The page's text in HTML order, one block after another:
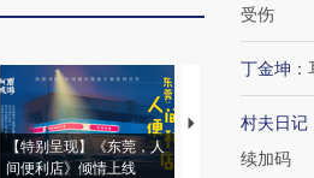
【特别呈现】《东莞，人
间便利店》倾情上线
【推广】走进第四
会，让数智科技“链
受伤
丁金坤 ：
村夫日记
续加码